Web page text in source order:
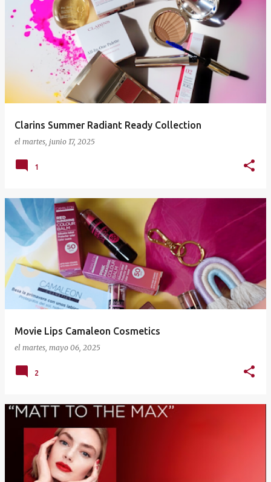
Clarins Summer Radiant Ready Collection
el martes, junio 17, 2025
1
Movie Lips Camaleon Cosmetics
el martes, mayo 06, 2025
2